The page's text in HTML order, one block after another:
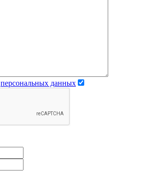
персональных данных